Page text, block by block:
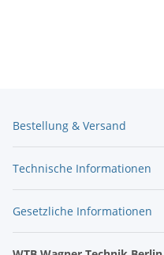
Bestellung & Versand
Technische Informationen
Gesetzliche Informationen